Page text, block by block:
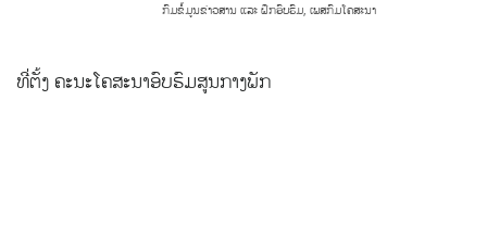
ກົມຂໍ້ມູນຂ່າວສານ ແລະ ຝຶກອົບຮົມ,ເພສກົມໂຄສະນາ
ທີ່ຕັ້ງ ຄະນະໂຄສະນາອົບຮົມສູນກາງພັກ